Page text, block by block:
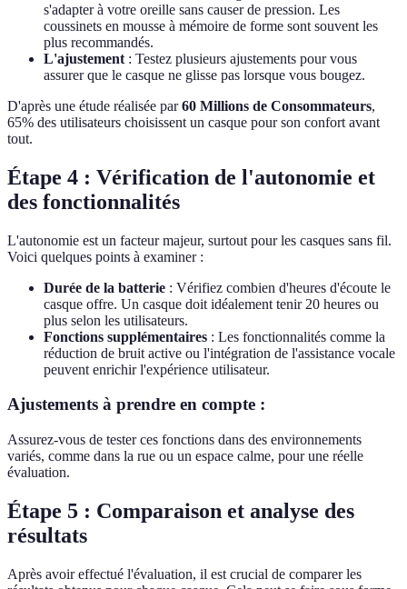
s'adapter à votre oreille sans causer de pression. Les
coussinets en mousse à mémoire de forme sont souvent les
plus recommandés.
L'ajustement : Testez plusieurs ajustements pour vous
assurer que le casque ne glisse pas lorsque vous bougez.
D'après une étude réalisée par60 Millions de Consommateurs,
65% des utilisateurs choisissent un casque pour son confort avant
tout.
Étape 4 : Vérification de l'autonomie et
des fonctionnalités
L'autonomie est un facteur majeur, surtout pour les casques sans fil.
Voici quelques points à examiner :
Durée de la batterie : Vérifiez combien d'heures d'écoute le
casque offre. Un casque doit idéalement tenir 20 heures ou
plus selon les utilisateurs.
Fonctions supplémentaires : Les fonctionnalités comme la
réduction de bruit active ou l'intégration de l'assistance vocale
peuvent enrichir l'expérience utilisateur.
Ajustements à prendre en compte :
Assurez-vous de tester ces fonctions dans des environnements
variés, comme dans la rue ou un espace calme, pour une réelle
évaluation.
Étape 5 : Comparaison et analyse des
résultats
Après avoir effectué l'évaluation, il est crucial de comparer les